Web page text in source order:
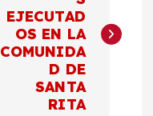
EJECUTAD
OS EN LA
COMUNIDA
D DE
SANTA
RITA